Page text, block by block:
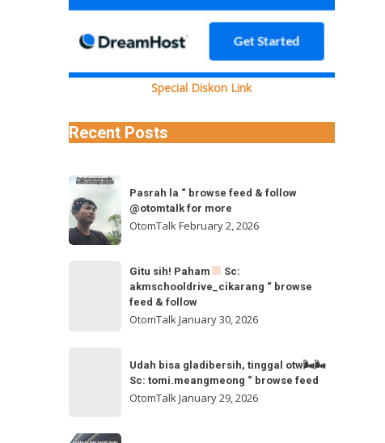
Special Diskon Link
Recent Posts
Pasrah
la
browse
@otomtalk
Pasrah la “ browse feed & follow
@otomtalk for more
OtomTalkFebruary 2, 2026
akmschooldrive_cikarang
Gitu sih! Paham
Sc:
akmschooldrive_cikarang “ browse
feed & follow
OtomTalkJanuary 30, 2026
gladibersih,
otw
Udah bisa gladibersih, tinggal otw🌬🌬
Sc: tomi.meangmeong “ browse feed
OtomTalkJanuary 29, 2026